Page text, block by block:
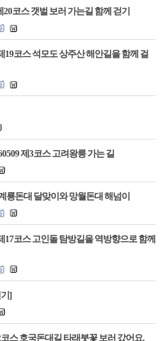
코스 갯벌 보러 가는길 함께 걷기
19코스 석모도 상주산 해안길을 함께 걸
제3코스 고려왕릉 가는 길
룡돈대 달맞이와 망월돈대 해넘이
17코스 고인돌 탐방길을 역방향으로 함께
]
스 호국돈대길 타래붓꽃 보러 갔어요.